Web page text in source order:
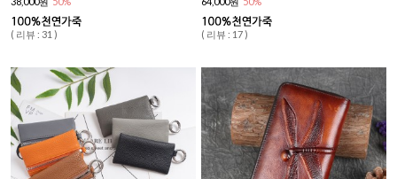
( 리뷰 : 31 ) ( 리뷰 : 17 )